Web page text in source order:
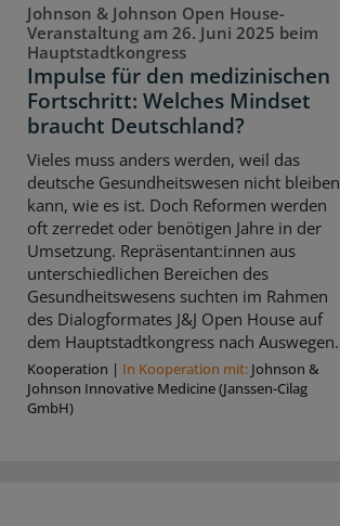
Johnson & Johnson Open House-
Veranstaltung am 26. Juni 2025 beim
Hauptstadtkongress
Impulse für den medizinischen
Fortschritt: Welches Mindset
braucht Deutschland?
Vieles muss anders werden, weil das
deutsche Gesundheitswesen nicht bleiben
kann, wie es ist. Doch Reformen werden
oft zerredet oder benötigen Jahre in der
Umsetzung. Repräsentant:innen aus
unterschiedlichen Bereichen des
Gesundheitswesens suchten im Rahmen
des Dialogformates J&J Open House auf
dem Hauptstadtkongress nach Auswegen.
Kooperation | In Kooperation mit: Johnson &
Johnson Innovative Medicine (Janssen-Cilag
GmbH)